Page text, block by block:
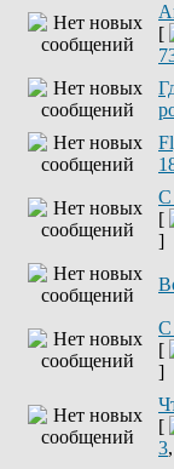
[
С
[
]
С
[
]
[
3,